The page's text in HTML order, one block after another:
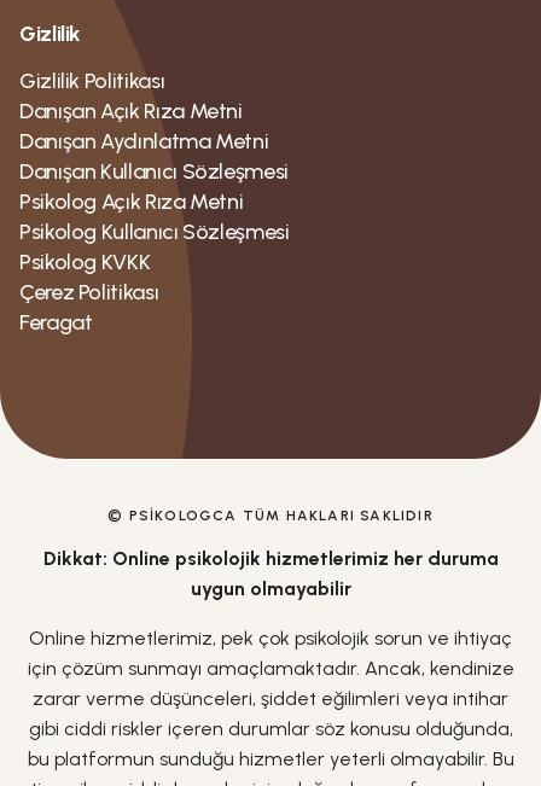
Gizlilik
Gizlilik Politikası
Danışan Açık Rıza Metni
Danışan Aydınlatma Metni
Danışan Kullanıcı Sözleşmesi
Psikolog Açık Rıza Metni
Psikolog Kullanıcı Sözleşmesi
Psikolog KVKK
Çerez Politikası
Feragat
© PSIKOLOGCA TÜM HAKLARI SAKLIDIR
Dikkat: Online psikolojik hizmetlerimiz her duruma
uygun olmayabilir
Online hizmetlerimiz, pek çok psikolojik sorun ve ihtiyaç
için çözüm sunmayı amaçlamaktadır. Ancak, kendinize
zarar verme düşünceleri, şiddet eğilimleri veya intihar
gibi ciddi riskler içeren durumlar söz konusu olduğunda,
bu platformun sunduğu hizmetler yeterli olmayabilir. Bu